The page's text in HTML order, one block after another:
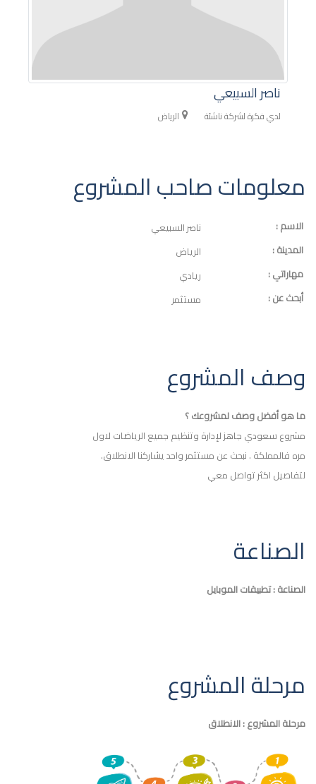
ناصر السبيعي
لدي فكرة لشركة ناشئة الرياض
معلومات صاحب المشروع
الاسم :
ناصر السبيعي
المدينة :
الرياض
مهاراتي :
ريادي
أبحث عن :
مستثمر
وصف المشروع
ما هو أفضل وصف لمشروعك ؟
مشروع سعودي جاهز لإدارة وتنظيم جميع الرياضات لاول
مره فالمملكة . نبحث عن مستثمر واحد يشاركنا الانطلاق.
لتفاصيل اكثر تواصل معي
الصناعة
الصناعة : تطبيقات الموبايل
مرحلة المشروع
مرحلة المشروع : الانطلاق